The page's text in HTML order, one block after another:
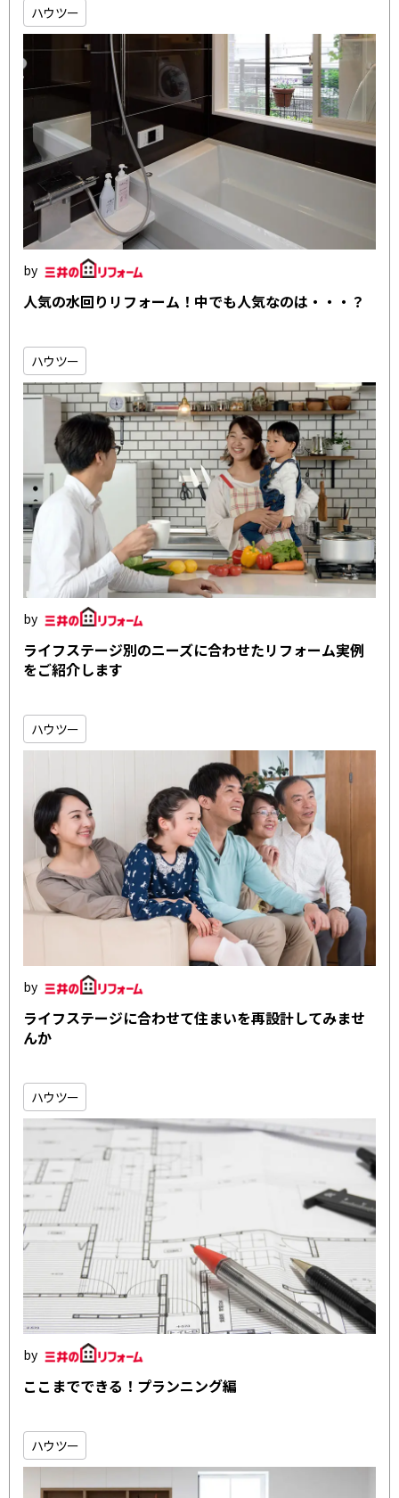
ハウツー
人気の水回りリフォーム！中でも人気なのは・・・？
ハウツー
ライフステージ別のニーズに合わせたリフォーム実例
をご紹介します
ハウツー
ライフステージに合わせて住まいを再設計してみませ
んか
ハウツー
ここまでできる！プランニング編
ハウツー